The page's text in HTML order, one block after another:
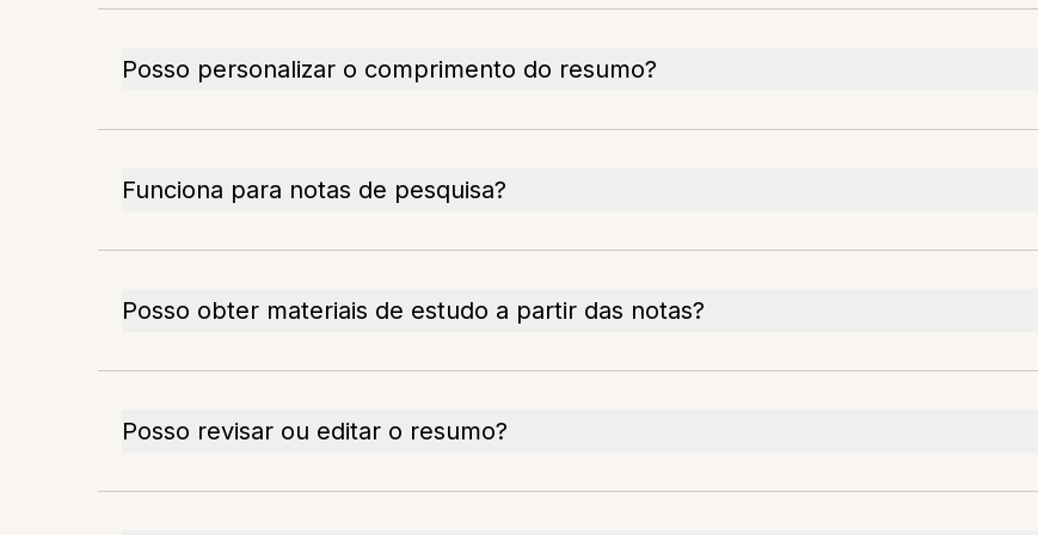
Posso personalizar o comprimento do resumo?
Funciona para notas de pesquisa?
Posso obter materiais de estudo a partir das notas?
Posso revisar ou editar o resumo?